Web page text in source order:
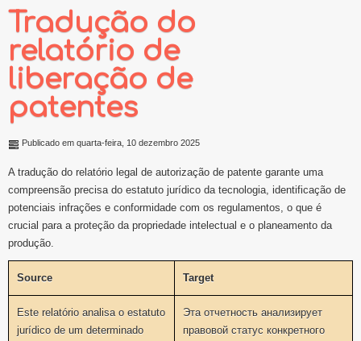
Tradução do
relatório de
liberação de
patentes
Publicado em quarta-feira, 10 dezembro 2025
A tradução do relatório legal de autorização de patente garante uma
compreensão precisa do estatuto jurídico da tecnologia, identificação de
potenciais infrações e conformidade com os regulamentos, o que é
crucial para a proteção da propriedade intelectual e o planeamento da
produção.
Source Target
Este relatório analisa o estatuto
jurídico de um determinado
Эта отчетность анализирует
правовой статус конкретного